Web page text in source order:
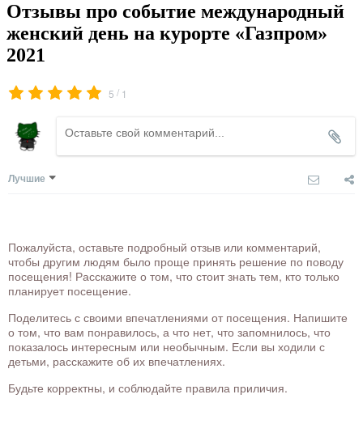
Отзывы про событие международный
женский день на курорте «Газпром»
2021
5 / 1
Лучшие
Пожалуйста, оставьте подробный отзыв или комментарий,
чтобы другим людям было проще принять решение по поводу
посещения! Расскажите о том, что стоит знать тем, кто только
планирует посещение.
Поделитесь с своими впечатлениями от посещения. Напишите
о том, что вам понравилось, а что нет, что запомнилось, что
показалось интересным или необычным. Если вы ходили с
детьми, расскажите об их впечатлениях.
Будьте корректны, и соблюдайте правила приличия.